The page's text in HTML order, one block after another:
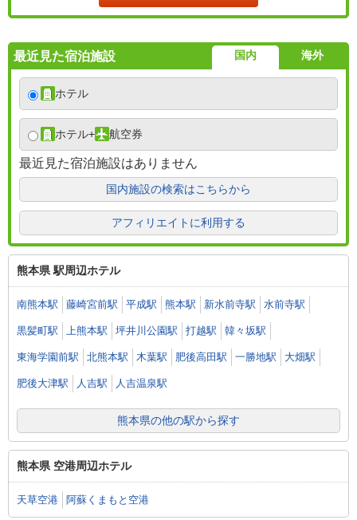
最近見た宿泊施設 国内 海外
ホテル
ホテル+ 航空券
最近見た宿泊施設はありません
国内施設の検索はこちらから
アフィリエイトに利用する
熊本県 駅周辺ホテル
南熊本駅 藤崎宮前駅 平成駅 熊本駅 新水前寺駅 水前寺駅
黒髪町駅 上熊本駅 坪井川公園駅 打越駅 韓々坂駅
東海学園前駅 北熊本駅 木葉駅 肥後高田駅 一勝地駅 大畑駅
肥後大津駅 人吉駅 人吉温泉駅
熊本県の他の駅から探す
熊本県 空港周辺ホテル
天草空港 阿蘇くまもと空港